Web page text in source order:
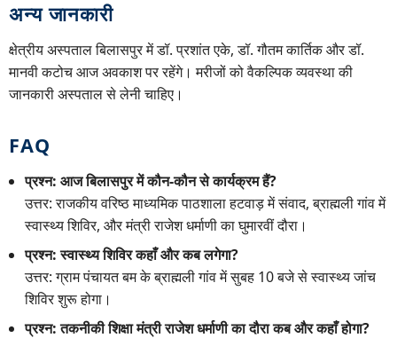
अन्य जानकारी
क्षेत्रीय अस्पताल बिलासपुर में डॉ. प्रशांत एके, डॉ. गौतम कार्तिक और डॉ.
मानवी कटोच आज अवकाश पर रहेंगे। मरीजों को वैकल्पिक व्यवस्था की
जानकारी अस्पताल से लेनी चाहिए।
FAQ
प्रश्न: आज बिलासपुर में कौन-कौन से कार्यक्रम हैं?
उत्तर: राजकीय वरिष्ठ माध्यमिक पाठशाला हटवाड़ में संवाद, ब्राह्मली गांव में
स्वास्थ्य शिविर, और मंत्री राजेश धर्माणी का घुमारवीं दौरा।
प्रश्न: स्वास्थ्य शिविर कहाँ और कब लगेगा?
उत्तर: ग्राम पंचायत बम के ब्राह्मली गांव में सुबह 10 बजे से स्वास्थ्य जांच
शिविर शुरू होगा।
प्रश्न: तकनीकी शिक्षा मंत्री राजेश धर्माणी का दौरा कब और कहाँ होगा?